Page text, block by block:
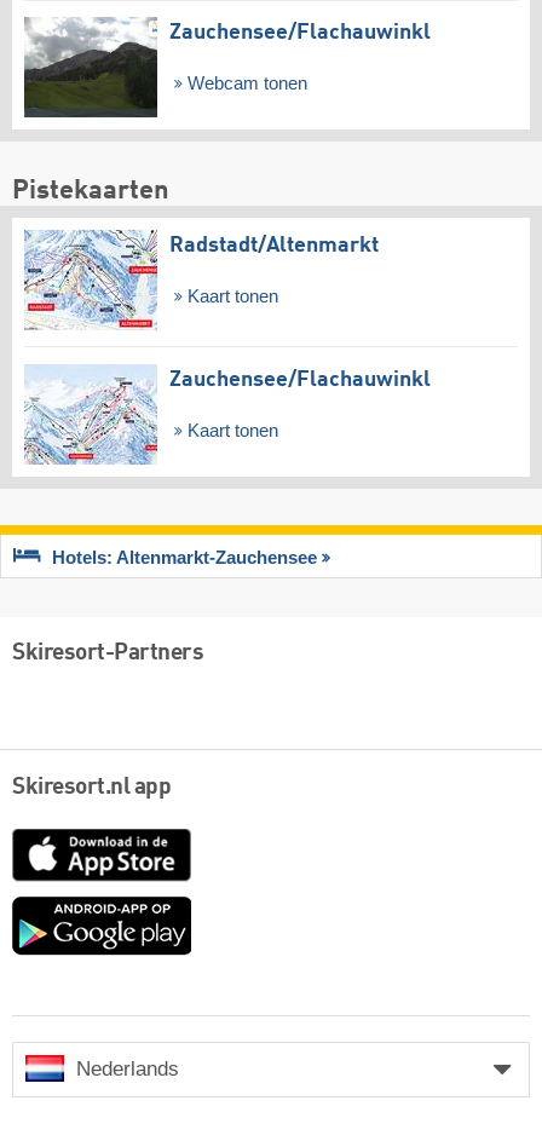
Zauchensee/​Flachauwinkl
Webcam tonen
Pistekaarten
Radstadt/​Altenmarkt
Kaart tonen
Zauchensee/​Flachauwinkl
Kaart tonen
Hotels: Altenmarkt-Zauchensee
Skiresort-Partners
Skiresort.nl app
App
Google
Nederlands